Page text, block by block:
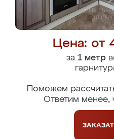
Цена: от
за 1 метр
Поможем
Ответим менее,